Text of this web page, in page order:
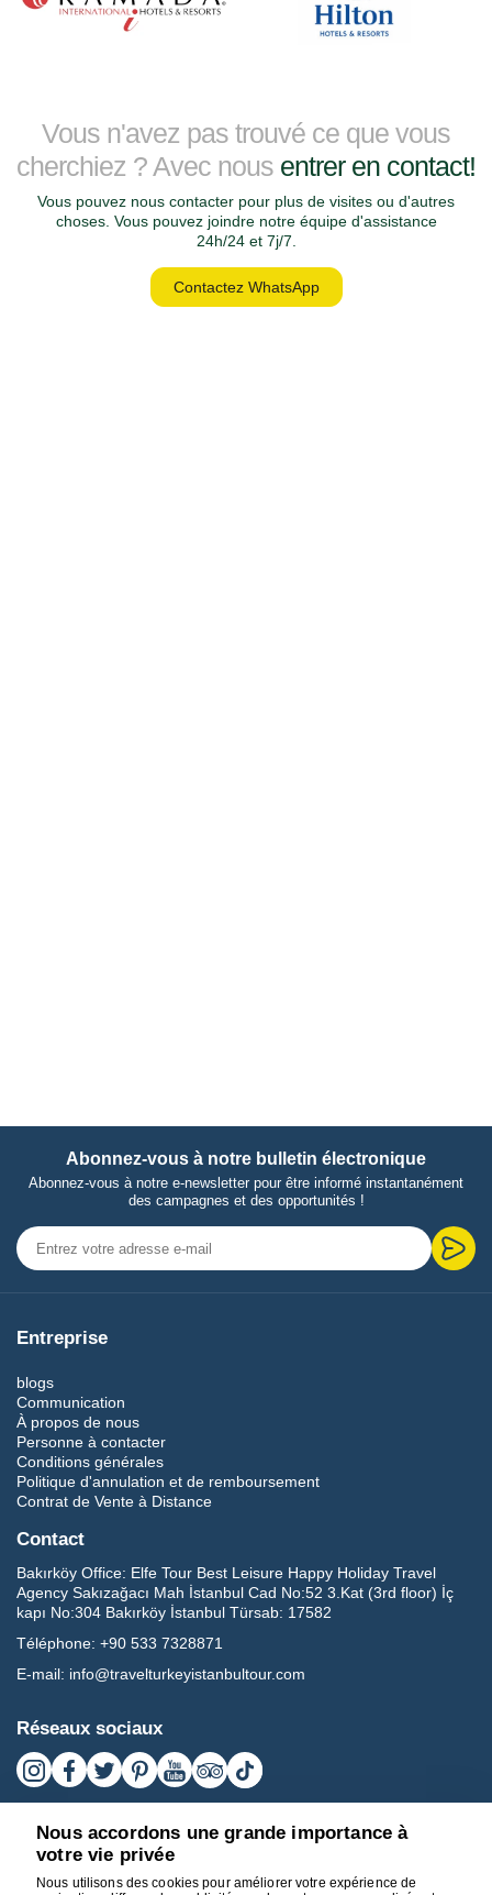
Vous n'avez pas trouvé ce que vous
cherchiez ? Avec nous entrer en contact!
Vous pouvez nous contacter pour plus de visites ou d'autres
choses. Vous pouvez joindre notre équipe d'assistance
24h/24 et 7j/7.
Contactez WhatsApp
Abonnez-vous à notre bulletin électronique
Abonnez-vous à notre e-newsletter pour être informé instantanément
des campagnes et des opportunités !
Entreprise
blogs
Communication
À propos de nous
Personne à contacter
Conditions générales
Politique d'annulation et de remboursement
Contrat de Vente à Distance
Contact
Bakırköy Office: Elfe Tour Best Leisure Happy Holiday Travel
Agency Sakızağacı Mah İstanbul Cad No:52 3.Kat (3rd floor) İç
kapı No:304 Bakırköy İstanbul Türsab: 17582
Téléphone: +90 533 7328871
E-mail: info@travelturkeyistanbultour.com
Réseaux sociaux
Nous accordons une grande importance à
votre vie privée
Nous utilisons des cookies pour améliorer votre expérience de